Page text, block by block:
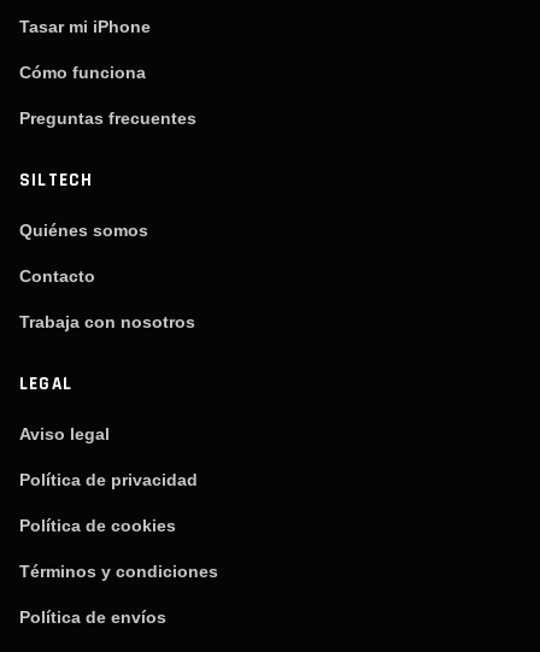
Tasar mi iPhone
Cómo funciona
Preguntas frecuentes
SILTECH
Quiénes somos
Contacto
Trabaja con nosotros
LEGAL
Aviso legal
Política de privacidad
Política de cookies
Términos y condiciones
Política de envíos